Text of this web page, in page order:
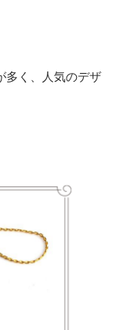
多く、人気のデザ